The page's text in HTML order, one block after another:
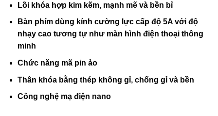
Lõi khóa hợp kim kẽm, mạnh mẽ và bền bỉ
Bàn phím dùng kính cường lực cấp độ 5A với độ
nhạy cao tương tự như màn hình điện thoại thông
minh
Chức năng mã pin ảo
Thân khóa bằng thép không gỉ, chống gỉ và bền
Công nghệ mạ điện nano